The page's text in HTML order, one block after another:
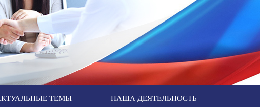
ТЕМЫ НАША ДЕЯТЕЛЬНОСТЬ